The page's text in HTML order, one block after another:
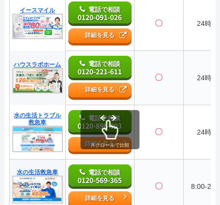
イースマイル 電話で相談
0120-091-026
詳細を見る
〇 24時間
ハウスラボホーム 電話で相談
0120-221-611
詳細を見る
〇 24時間
水の生活トラブル
救急車
電話で相談
0120-896-893
詳細を見る
〇 24時間
水の生活救急車 電話で相談
0120-569-365
詳細を見る
〇 8:00-
スクロールで比較